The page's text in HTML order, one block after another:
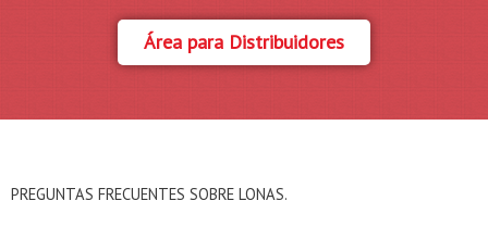
Área para Distribuidores
PREGUNTAS FRECUENTES SOBRE LONAS.